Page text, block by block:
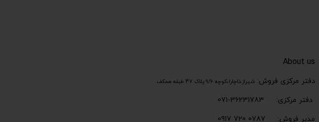
About us
دفتر مرکزی فروش: شیراز،تاچارا،کوچه 9/6 پلاک 47 طبقه همکف
دفتر مرکزی: 36231783-071
مدیر فروش: 0787 720 0917